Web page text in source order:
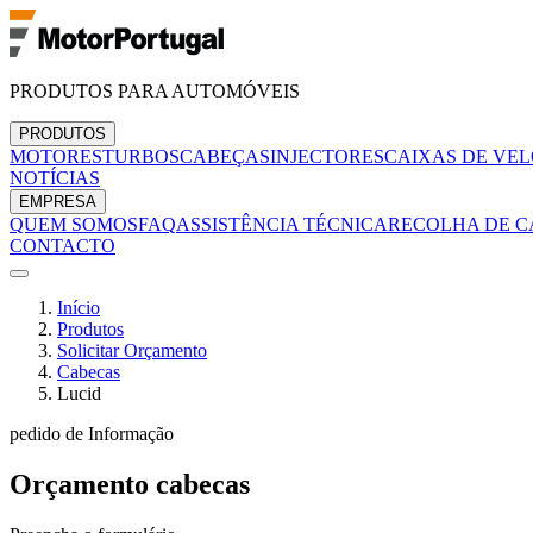
PRODUTOS PARA AUTOMÓVEIS
PRODUTOS
MOTORESTURBOSCABEÇASINJECTORESCAIXAS DE
NOTÍCIAS
EMPRESA
QUEM SOMOSFAQASSISTÊNCIA TÉCNICARECOLHA DE
CONTACTO
Início
Produtos
Solicitar Orçamento
Cabecas
Lucid
pedido de Informação
Orçamento cabecas